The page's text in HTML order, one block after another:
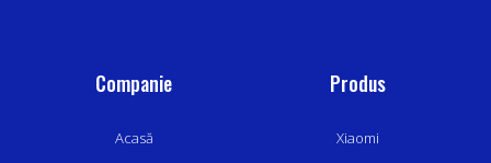
Companie
Acasă
Produs
Xiaomi